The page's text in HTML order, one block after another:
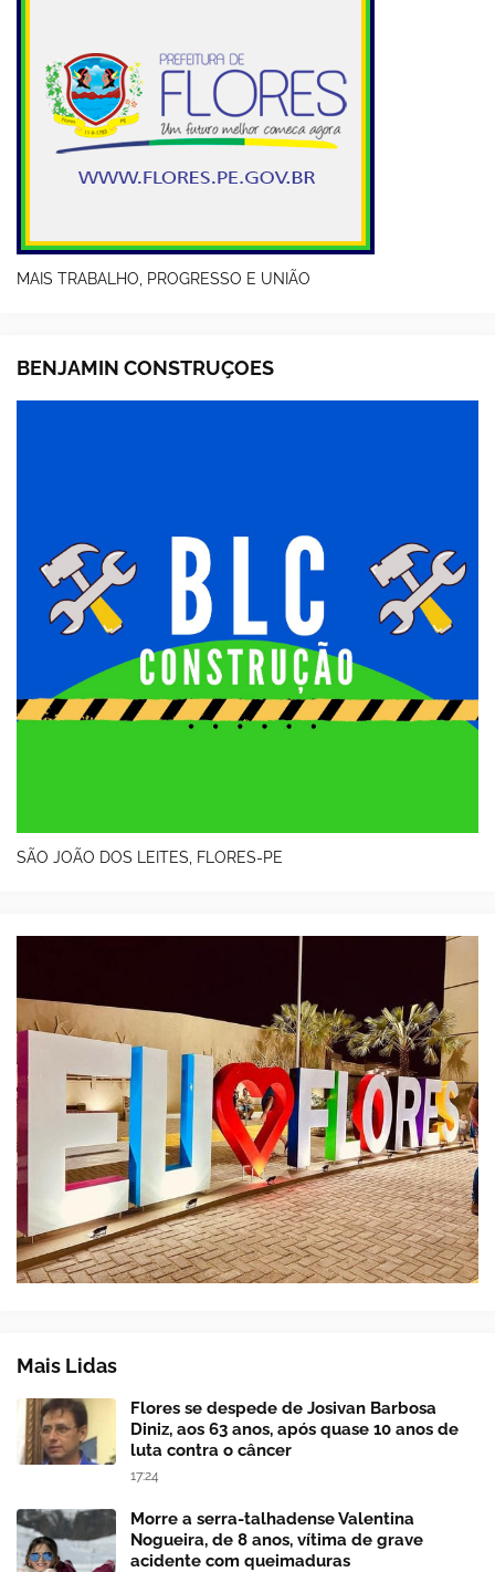
MAIS TRABALHO, PROGRESSO E UNIÃO
BENJAMIN CONSTRUÇOES
SÃO JOÃO DOS LEITES, FLORES-PE
Mais Lidas
Flores se despede de Josivan Barbosa
Diniz, aos 63 anos, após quase 10 anos de
luta contra o câncer
17:24
Morre a serra-talhadense Valentina
Nogueira, de 8 anos, vítima de grave
acidente com queimaduras